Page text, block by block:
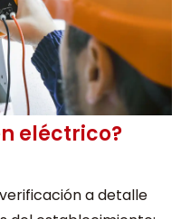
eléctrico?
a detalle